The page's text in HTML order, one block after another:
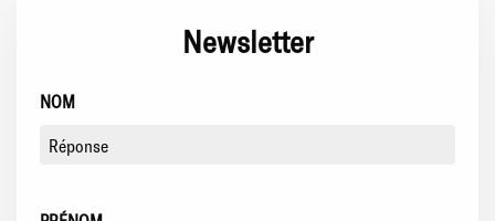
Newsletter
NOM